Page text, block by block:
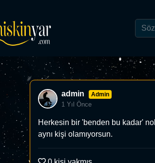
admin Admin
1 Yıl Önce
Herkesin bir 'benden bu kadar'
aynı kişi olamıyorsun.